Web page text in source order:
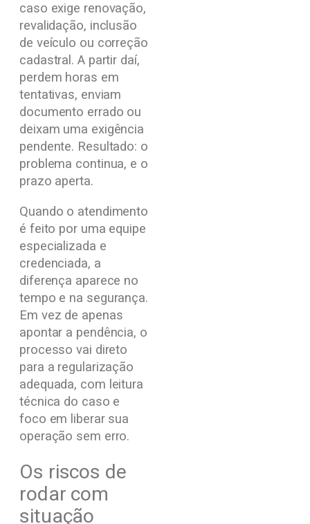
caso exige renovação,
revalidação, inclusão
de veículo ou correção
cadastral. A partir daí,
perdem horas em
tentativas, enviam
documento errado ou
deixam uma exigência
pendente. Resultado: o
problema continua, e o
prazo aperta.
Quando o atendimento
é feito por uma equipe
especializada e
credenciada, a
diferença aparece no
tempo e na segurança.
Em vez de apenas
apontar a pendência, o
processo vai direto
para a regularização
adequada, com leitura
técnica do caso e
foco em liberar sua
operação sem erro.
Os riscos de
rodar com
situação